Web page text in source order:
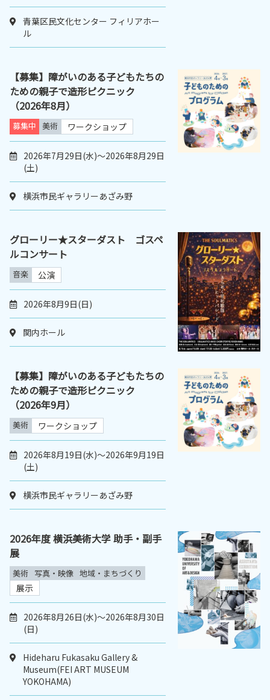
青葉区民文化センター フィリアホー
ル
【募集】障がいのある子どもたちの
ための親子で造形ピクニック
（2026年8月）
募集中 美術 ワークショップ
2026年7月29日(水)～2026年8月29日
(土)
横浜市民ギャラリーあざみ野
グローリー★スターダスト ゴスペ
ルコンサート
音楽 公演
2026年8月9日(日)
関内ホール
【募集】障がいのある子どもたちの
ための親子で造形ピクニック
（2026年9月）
美術 ワークショップ
2026年8月19日(水)～2026年9月19日
(土)
横浜市民ギャラリーあざみ野
2026年度 横浜美術大学 助手・副手
展
美術 写真・映像 地域・まちづくり
展示
2026年8月26日(水)～2026年8月30日
(日)
Hideharu Fukasaku Gallery &
Museum(FEI ART MUSEUM
YOKOHAMA)